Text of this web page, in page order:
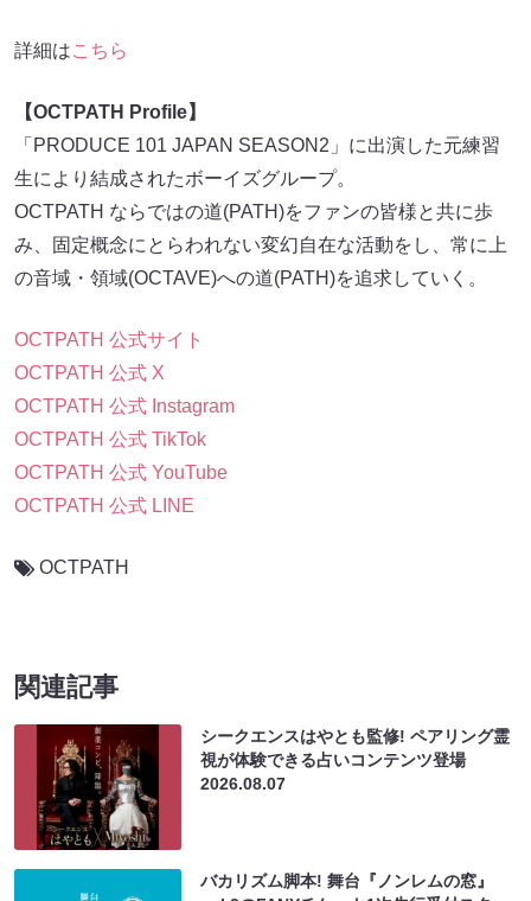
詳細はこちら
【OCTPATH Profile】
「PRODUCE 101 JAPAN SEASON2」に出演した元練習
⽣により結成されたボーイズグループ。
OCTPATH ならではの道(PATH)をファンの皆様と共に歩
み、固定概念にとらわれない変幻⾃在な活動をし、常に上
の⾳域・領域(OCTAVE)への道(PATH)を追求していく。
OCTPATH 公式サイト
OCTPATH 公式 X
OCTPATH 公式 Instagram
OCTPATH 公式 TikTok
OCTPATH 公式 YouTube
OCTPATH 公式 LINE
OCTPATH
関連記事
シークエンスはやとも監修! ペアリング霊
視が体験できる占いコンテンツ登場
2026.08.07
バカリズム脚本! 舞台『ノンレムの窓』